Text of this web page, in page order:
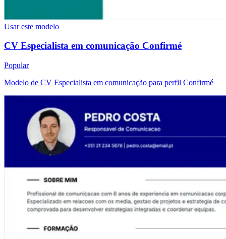
Usar este modelo
CV Especialista em comunicação Confirmé
Popular
Modelo de CV Especialista em comunicação para perfil Confirmé